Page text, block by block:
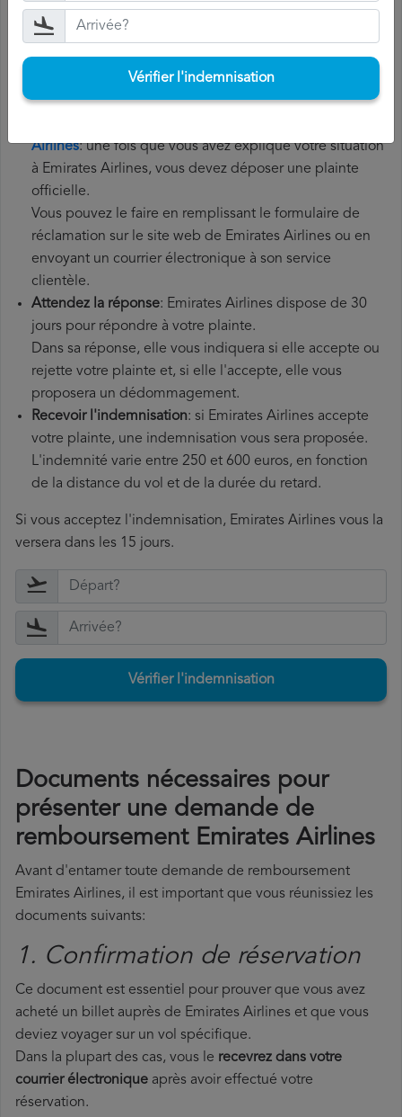
l'aéroport de destination. Il est également recommandé
de conserver tous les documents relatifs au vol, tels que
la carte d'embarquement, le billet et les reçus des frais
supplémentaires que vous avez éventuellement dû
payer.
Airlines: une fois que vous avez expliqué votre situation
à Emirates Airlines, vous devez déposer une plainte
officielle.
Vous pouvez le faire en remplissant le formulaire de
réclamation sur le site web de Emirates Airlines ou en
envoyant un courrier électronique à son service
clientèle.
Attendez la réponse: Emirates Airlines dispose de 30
jours pour répondre à votre plainte.
Dans sa réponse, elle vous indiquera si elle accepte ou
rejette votre plainte et, si elle l'accepte, elle vous
proposera un dédommagement.
Recevoir l'indemnisation: si Emirates Airlines accepte
votre plainte, une indemnisation vous sera proposée.
L'indemnité varie entre 250 et 600 euros, en fonction
de la distance du vol et de la durée du retard.
Si vous acceptez l'indemnisation, Emirates Airlines vous la
versera dans les 15 jours.
Vérifier l'indemnisation
Documents nécessaires pour
présenter une demande de
remboursement Emirates Airlines
Avant d'entamer toute demande de remboursement
Emirates Airlines, il est important que vous réunissiez les
documents suivants:
1. Confirmation de réservation
Ce document est essentiel pour prouver que vous avez
acheté un billet auprès de Emirates Airlines et que vous
deviez voyager sur un vol spécifique.
Dans la plupart des cas, vous le recevrez dans votre
courrier électronique après avoir effectué votre
réservation.
Vérifier l'indemnisation